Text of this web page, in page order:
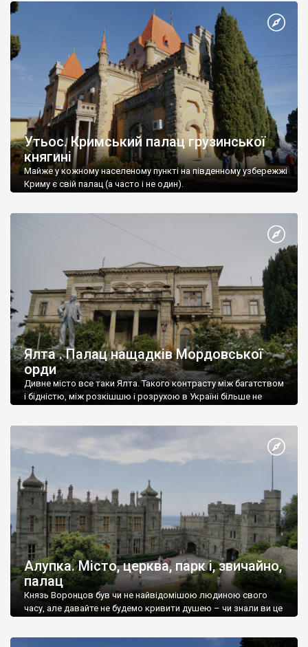
Утьос. Кримський палац грузинської
княгині
Майже у кожному населеному пункті на південному узбережжі
Криму є свій палац (а часто і не один).
Ялта . Палац нащадків Мордовської
орди
Дивне місто все таки Ялта. Такого контрасту між багатством
і бідністю, між розкішшю і розрухою в Україні більше не
Алупка. Місто, церква, парк і, звичайно,
палац
Князь Воронцов був чи не найвідомішою людиною свого
часу, але давайте не будемо кривити душею – чи знали ви це